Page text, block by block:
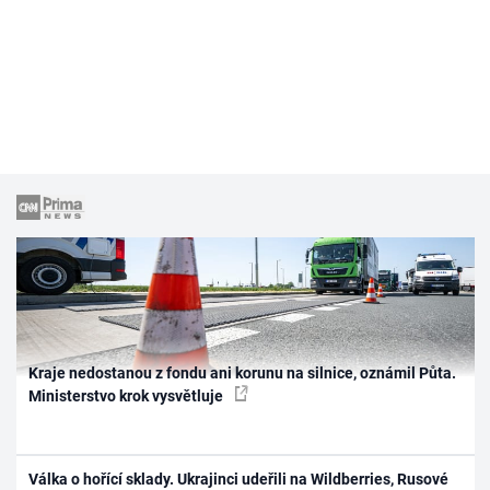
Kraje nedostanou z fondu ani korunu na silnice, oznámil Půta.
Ministerstvo krok vysvětluje
Válka o hořící sklady. Ukrajinci udeřili na Wildberries, Rusové